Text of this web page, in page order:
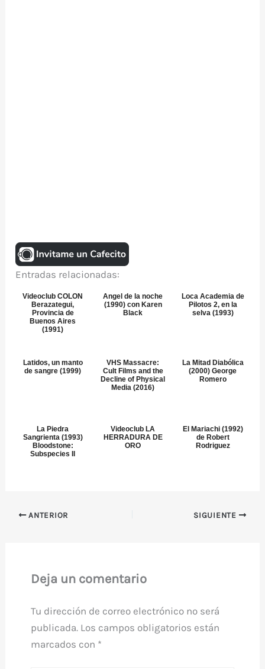
Entradas relacionadas:
Videoclub COLON
Berazategui,
Provincia de
Buenos Aires
(1991)
Angel de la noche
(1990) con Karen
Black
Loca Academia de
Pilotos 2, en la
selva (1993)
Latidos, un manto
de sangre (1999)
VHS Massacre:
Cult Films and the
Decline of Physical
Media (2016)
La Mitad Diabólica
(2000) George
Romero
La Piedra
Sangrienta (1993)
Bloodstone:
Subspecies II
Videoclub LA
HERRADURA DE
ORO
El Mariachi (1992)
de Robert
Rodriguez
ANTERIOR SIGUIENTE
Deja un comentario
Tu dirección de correo electrónico no será
publicada. Los campos obligatorios están
marcados con *